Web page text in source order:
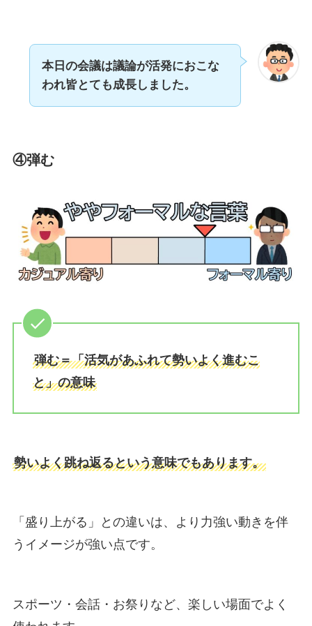
本日の会議は議論が活発におこな
われ皆とても成長しました。
④弾む
弾む＝「活気があふれて勢いよく進むこ
と」の意味
勢いよく跳ね返るという意味でもあります。
「盛り上がる」との違いは、より力強い動きを伴
うイメージが強い点です。
スポーツ・会話・お祭りなど、楽しい場面でよく